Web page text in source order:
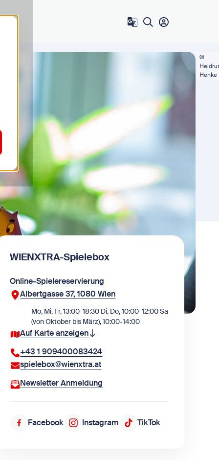
Zum Benutzer
WIENXTRA-Spielebox
Online-Spielereservierung
Albertgasse 37, 1080 Wien
Mo, Mi, Fr, 13:00-18:30 Di, Do, 10:00-12:00 Sa
(von Oktober bis März), 10:00-14:00
Auf Karte anzeigen
+43 1 909400083424
spielebox@wienxtra.at
Newsletter Anmeldung
Folge uns auf Facebook
Facebook Folge uns auf Instagram
Instagram Folge uns auf TikTok
TikTok